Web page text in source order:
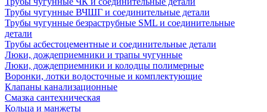
Трубы чугунные ВЧШГ и соединительные детали
Трубы чугунные безраструбные SML и соединительные
детали
Трубы асбестоцементные и соединительные детали
Люки, дождеприемники и трапы чугунные
Люки, дождеприемники и колодцы полимерные
Воронки, лотки водосточные и комплектующие
Клапаны канализационные
Смазка сантехническая
Кольца и манжеты